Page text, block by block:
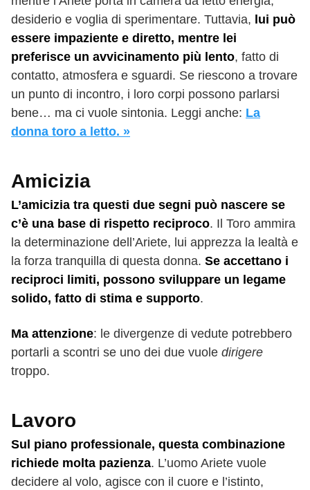
desiderio e voglia di sperimentare. Tuttavia, lui può
essere impaziente e diretto, mentre lei
preferisce un avvicinamento più lento, fatto di
contatto, atmosfera e sguardi. Se riescono a trovare
un punto di incontro, i loro corpi possono parlarsi
bene… ma ci vuole sintonia. Leggi anche: La
donna toro a letto. »
Amicizia
L’amicizia tra questi due segni può nascere se
c’è una base di rispetto reciproco. Il Toro ammira
la determinazione dell’Ariete, lui apprezza la lealtà e
la forza tranquilla di questa donna. Se accettano i
reciproci limiti, possono sviluppare un legame
solido, fatto di stima e supporto.
Ma attenzione: le divergenze di vedute potrebbero
portarli a scontri se uno dei due vuole dirigere
troppo.
Lavoro
Sul piano professionale, questa combinazione
richiede molta pazienza. L’uomo Ariete vuole
decidere al volo, agisce con il cuore e l’istinto,